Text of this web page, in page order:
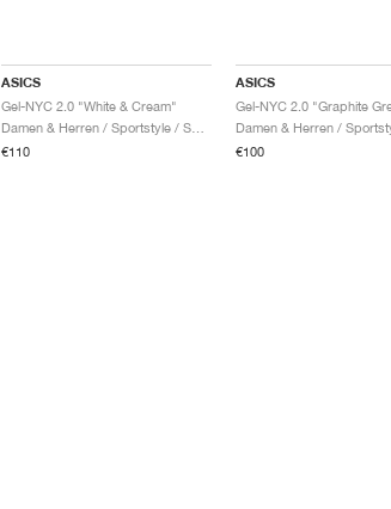
ASICS
Gel-NYC 2.0 "White & Cream"
€110
ASICS
€100